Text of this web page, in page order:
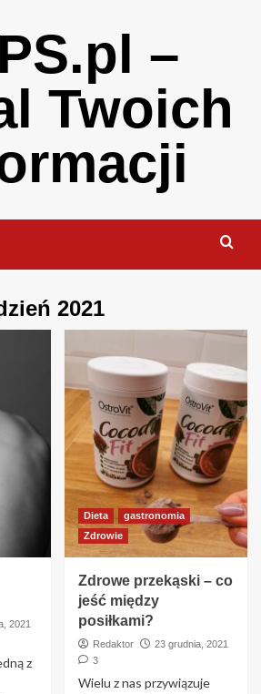
–
Twoich
2021
2021
z
Dieta
gastronomia
Zdrowie
Zdrowe przekąski – co
jeść między
posiłkami?
Redaktor
23 grudnia, 2021
3
Wielu z nas przywiązuje